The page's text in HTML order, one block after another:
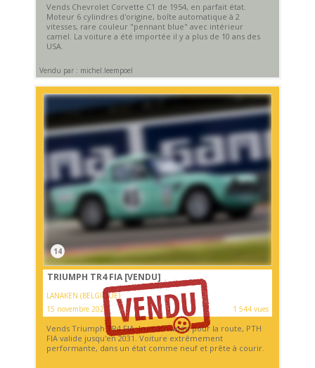
Vends Chevrolet Corvette C1 de 1954, en parfait état.
Moteur 6 cylindres d'origine, boîte automatique à 2
vitesses, rare couleur "pennant blue" avec intérieur
camel. La voiture a été importée il y a plus de 10 ans des
USA.
Vendu par : michel.leempoel
14
TRIUMPH TR4 FIA[VENDU]
LANAKEN (BELGIQUE)
15 novembre 2021
1 544 vues
Vends Triumph TR4 FIA. Immatriculée pour la route, PTH
FIA valide jusqu'en 2031. Voiture extrêmement
performante, dans un état comme neuf et prête à courir.